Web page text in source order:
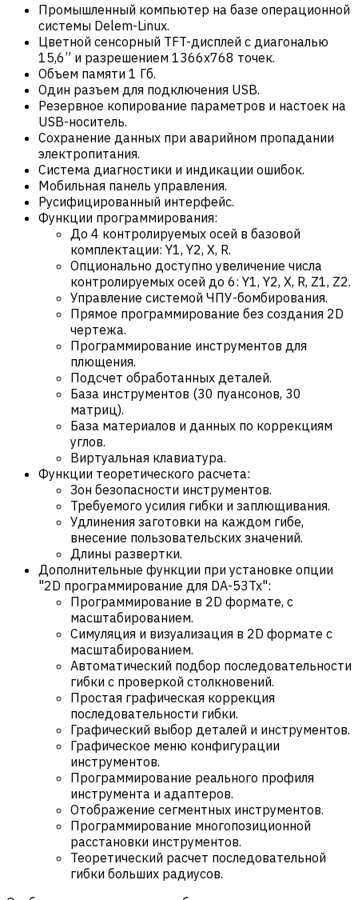
Промышленный компьютер на базе операционной
системы Delem-Linux.
Цветной сенсорный TFT-дисплей с диагональю
15,6” и разрешением 1366х768 точек.
Объем памяти 1 Гб.
Один разъем для подключения USB.
Резервное копирование параметров и настоек на
USB-носитель.
Сохранение данных при аварийном пропадании
электропитания.
Система диагностики и индикации ошибок.
Мобильная панель управления.
Русифицированный интерфейс.
Функции программирования:
До 4 контролируемых осей в базовой
комплектации: Y1, Y2, X, R.
Опционально доступно увеличение числа
контролируемых осей до 6: Y1, Y2, X, R, Z1, Z2.
Управление системой ЧПУ-бомбирования.
Прямое программирование без создания 2D
чертежа.
Программирование инструментов для
плющения.
Подсчет обработанных деталей.
База инструментов (30 пуансонов, 30
матриц).
База материалов и данных по коррекциям
углов.
Виртуальная клавиатура.
Функции теоретического расчета:
Зон безопасности инструментов.
Требуемого усилия гибки и заплющивания.
Удлинения заготовки на каждом гибе,
внесение пользовательских значений.
Длины развертки.
Дополнительные функции при установке опции
"2D программирование для DA-53Tx":
Программирование в 2D формате, с
масштабированием.
Симуляция и визуализация в 2D формате с
масштабированием.
Автоматический подбор последовательности
гибки с проверкой столкновений.
Простая графическая коррекция
последовательности гибки.
Графический выбор деталей и инструментов.
Графическое меню конфигурации
инструментов.
Программирование реального профиля
инструмента и адаптеров.
Отображение сегментных инструментов.
Программирование многопозиционной
расстановки инструментов.
Теоретический расчет последовательной
гибки больших радиусов.